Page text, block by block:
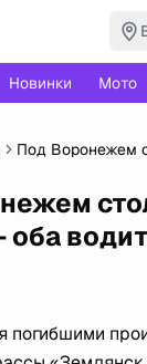
Новинки Мото
Под Воронежем
погибшими